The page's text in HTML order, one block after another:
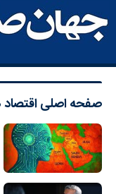
صفحه اصلی